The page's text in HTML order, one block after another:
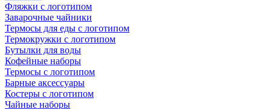
Фляжки с логотипом
Заварочные чайники
Термосы для еды с логотипом
Термокружки с логотипом
Бутылки для воды
Кофейные наборы
Термосы с логотипом
Барные аксессуары
Костеры с логотипом
Чайные наборы